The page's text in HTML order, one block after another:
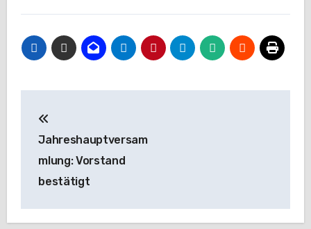
Jahreshauptversam
mlung: Vorstand
bestätigt